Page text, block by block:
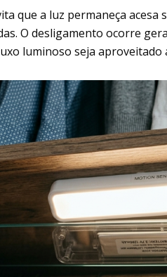
que a luz permaneça
O desligamento ocorre
luminoso seja aproveitado